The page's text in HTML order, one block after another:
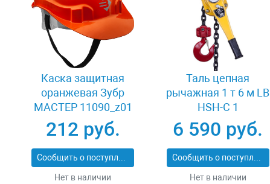
Каска защитная
оранжевая Зубр
МАСТЕР 11090_z01
212 руб.
Сообщить о поступлении
Нет в наличии
Таль цепная
рычажная 1 т 6 м LB
HSH-C 1
6 590 руб.
Сообщить о поступлении
Нет в наличии